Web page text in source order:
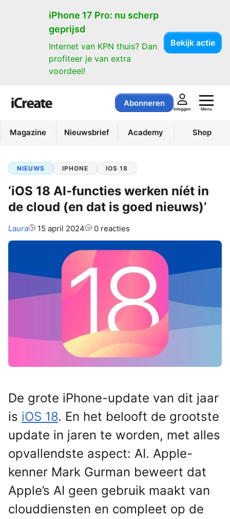
iPhone 17 Pro: nu scherp
geprijsd
Internet van KPN thuis? Dan
profiteer je van extra
voordeel!
Bekijk actie
Abonneren
Inloggen Menu
Magazine Nieuwsbrief Academy Shop
NIEUWS IPHONE IOS 18
‘iOS 18 AI-functies werken níét in
de cloud (en dat is goed nieuws)’
Auteur:
Laura 15 april 2024 0 reacties
De grote iPhone-update van dit jaar
is iOS 18. En het belooft de grootste
update in jaren te worden, met alles
opvallendste aspect: AI. Apple-
kenner Mark Gurman beweert dat
Apple’s AI geen gebruik maakt van
clouddiensten en compleet op de